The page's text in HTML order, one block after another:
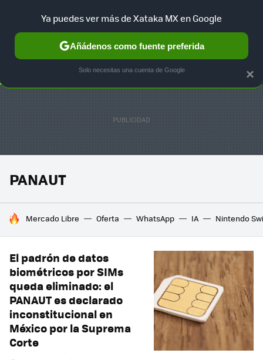
SELECCIÓN GAMING HOME AUTO TERRITORIO
PANAUT
HOY SE HABLA DE
Mercado Libre Oferta WhatsApp IA Nintendo
El padrón de datos
biométricos por SIMs
queda eliminado: el
PANAUT es declarado
inconstitucional en
México por la Suprema
Corte
×
Ya puedes ver más de Xataka MX en Google
Añádenos como fuente preferida
Solo necesitas una cuenta de Google